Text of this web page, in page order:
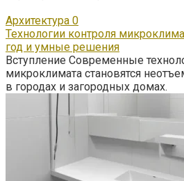
Архитектура 0
Технологии контроля
год и умные решения
Вступление Современные
микроклимата становятся
в городах и загородных домах.